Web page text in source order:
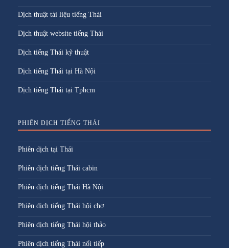
Dịch thuật tài liệu tiếng Thái
Dịch thuật website tiếng Thái
Dịch tiếng Thái kỹ thuật
Dịch tiếng Thái tại Hà Nội
Dịch tiếng Thái tại Tphcm
PHIÊN DỊCH TIẾNG THÁI
Phiên dịch tại Thái
Phiên dịch tiếng Thái cabin
Phiên dịch tiếng Thái Hà Nội
Phiên dịch tiếng Thái hội chợ
Phiên dịch tiếng Thái hội thảo
Phiên dịch tiếng Thái nối tiếp